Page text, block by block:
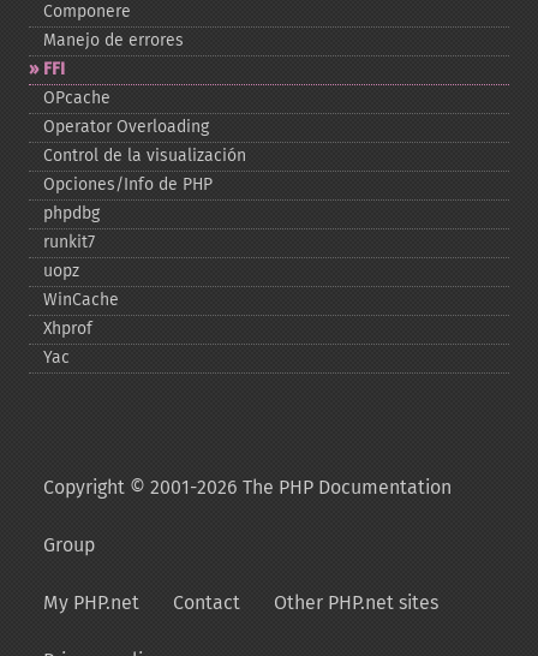
Componere
Manejo de errores
FFI
OPcache
Operator Overloading
Control de la visualización
Opciones/Info de PHP
phpdbg
runkit7
uopz
WinCache
Xhprof
Yac
Copyright © 2001-2026 The PHP Documentation
Group
My PHP.net Contact Other PHP.net sites